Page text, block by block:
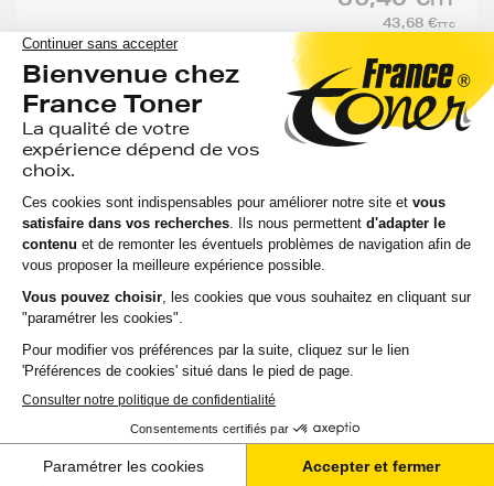
43,68 €TTC
- +
Ajouter au panier